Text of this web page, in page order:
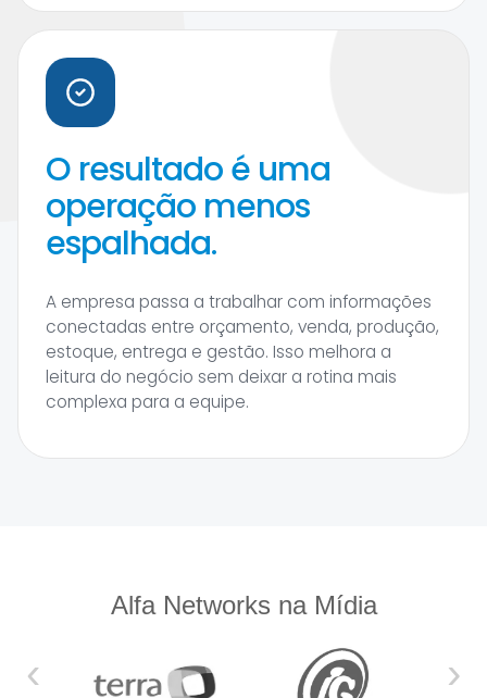
O resultado é uma
operação menos
espalhada.
A empresa passa a trabalhar com informações
conectadas entre orçamento, venda, produção,
estoque, entrega e gestão. Isso melhora a
leitura do negócio sem deixar a rotina mais
complexa para a equipe.
Alfa Networks na Mídia
‹ ›